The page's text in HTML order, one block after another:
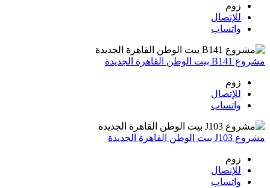
زوم
للإتصال
واتساب
مشروع B141 بيت الوطن القاهرة الجديدة
زوم
للإتصال
واتساب
مشروع J103 بيت الوطن القاهرة الجديدة
زوم
للإتصال
واتساب